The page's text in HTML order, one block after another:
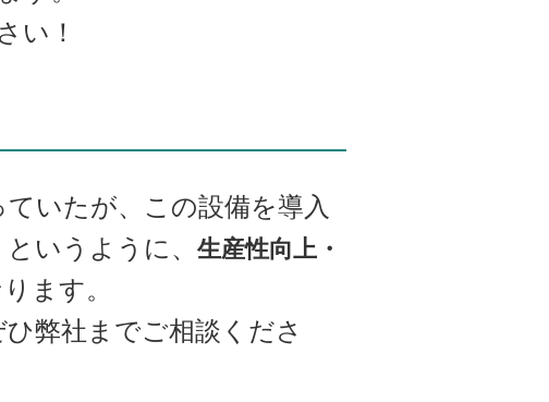
い！
ていたが、この設備を導入
というように、生産性向上・
ます。
弊社までご相談くださ